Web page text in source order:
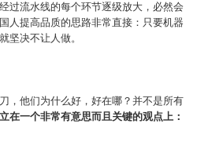
过流水线的每个环节逐级放大，必然会
人提高品质的思路非常直接：只要机器
坚决不让人做。
，他们为什么好，好在哪？并不是所有
在一个非常有意思而且关键的观点上：